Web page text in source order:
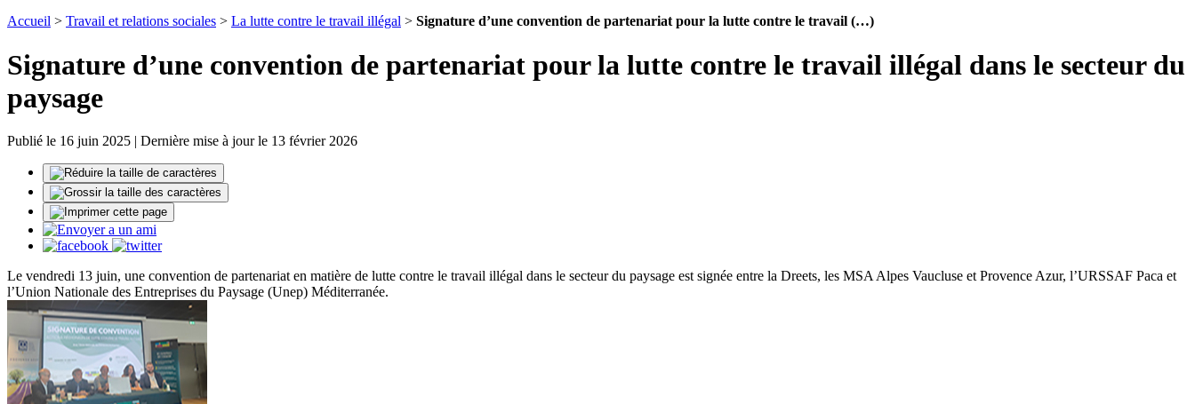
Accueil > Travail et relations sociales > La lutte contre le travail illégal > Signature d’une convention de partenariat pour la lutte contre le travail (…)
Signature d’une convention de partenariat pour la lutte contre le travail illégal dans le secteur du
paysage
Publié le 16 juin 2025 | Dernière mise à jour le 13 février 2026
Le vendredi 13 juin, une convention de partenariat en matière de lutte contre le travail illégal dans le secteur du paysage est signée entre la Dreets, les MSA Alpes Vaucluse et Provence Azur, l’URSSAF Paca et
l’Union Nationale des Entreprises du Paysage (Unep) Méditerranée.